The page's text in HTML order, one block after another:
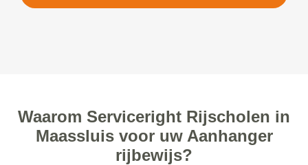
Waarom Serviceright Rijscholen in
Maassluis voor uw Aanhanger
rijbewijs?